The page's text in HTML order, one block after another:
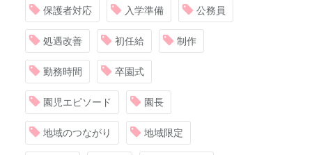
保護者対応 入学準備 公務員
処遇改善 初任給 制作
勤務時間 卒園式
園児エピソード 園長
地域のつながり 地域限定